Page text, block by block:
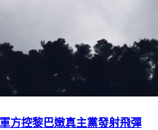
方控黎巴嫩真主黨發射飛彈